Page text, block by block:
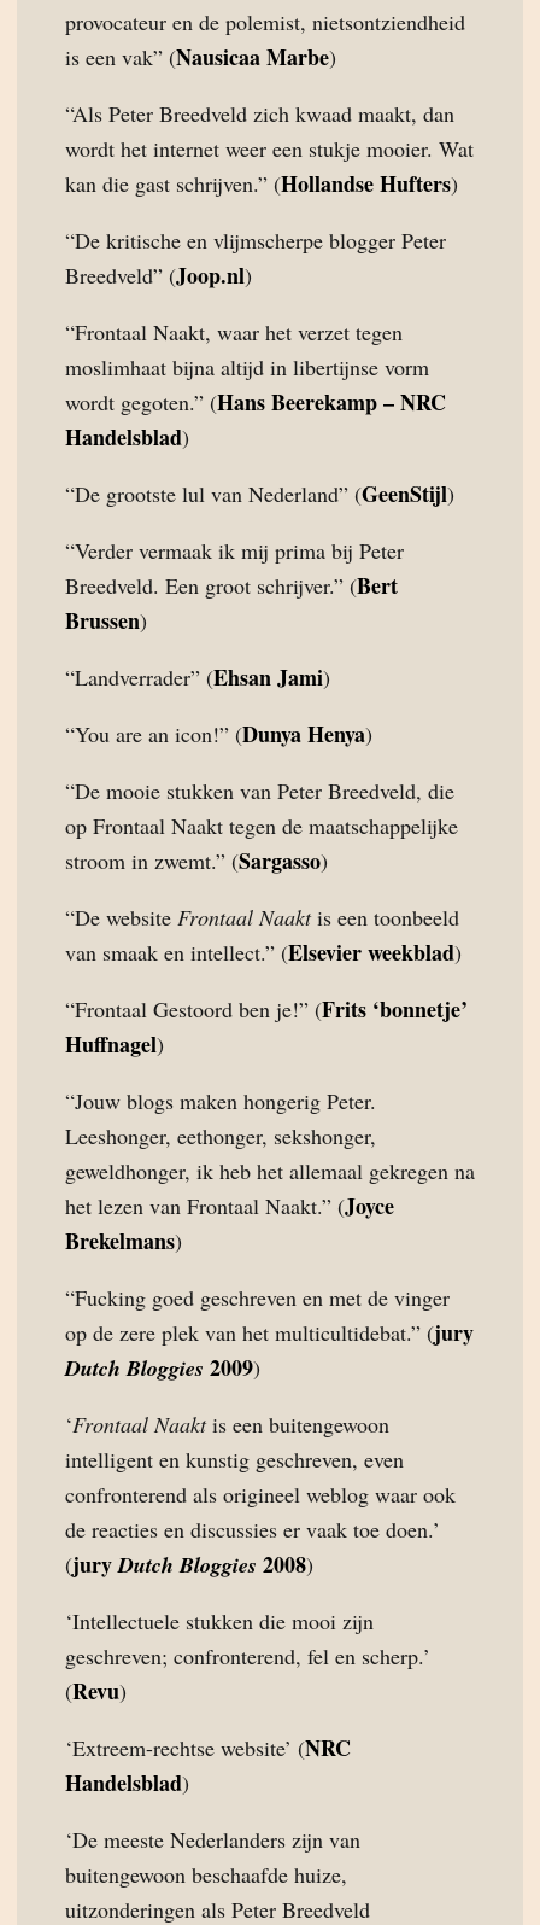
provocateur en de polemist, nietsontziendheid
is een vak” (Nausicaa Marbe)
“Als Peter Breedveld zich kwaad maakt, dan
wordt het internet weer een stukje mooier. Wat
kan die gast schrijven.” (Hollandse Hufters)
“De kritische en vlijmscherpe blogger Peter
Breedveld” (Joop.nl)
“Frontaal Naakt, waar het verzet tegen
moslimhaat bijna altijd in libertijnse vorm
wordt gegoten.” (Hans Beerekamp – NRC
Handelsblad)
“De grootste lul van Nederland” (GeenStijl)
“Verder vermaak ik mij prima bij Peter
Breedveld. Een groot schrijver.” (Bert
Brussen)
“Landverrader” (Ehsan Jami)
“You are an icon!” (Dunya Henya)
“De mooie stukken van Peter Breedveld, die
op Frontaal Naakt tegen de maatschappelijke
stroom in zwemt.” (Sargasso)
“De website Frontaal Naaktis een toonbeeld
van smaak en intellect.” (Elsevier weekblad)
“Frontaal Gestoord ben je!” (Frits ‘bonnetje’
Huffnagel)
“Jouw blogs maken hongerig Peter.
Leeshonger, eethonger, sekshonger,
geweldhonger, ik heb het allemaal gekregen na
het lezen van Frontaal Naakt.” (Joyce
Brekelmans)
“Fucking goed geschreven en met de vinger
op de zere plek van het multicultidebat.” (jury
Dutch Bloggies 2009)
‘Frontaal Naaktis een buitengewoon
intelligent en kunstig geschreven, even
confronterend als origineel weblog waar ook
de reacties en discussies er vaak toe doen.’
(juryDutch Bloggies 2008)
‘Intellectuele stukken die mooi zijn
geschreven; confronterend, fel en scherp.’
(Revu)
‘Extreem-rechtse website’ (NRC
Handelsblad)
‘De meeste Nederlanders zijn van
buitengewoon beschaafde huize,
uitzonderingen als Peter Breedveld